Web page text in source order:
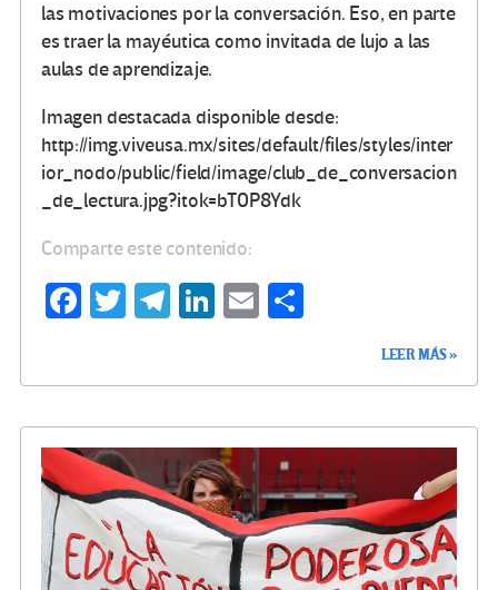
las motivaciones por la conversación. Eso, en parte
es traer la mayéutica como invitada de lujo a las
aulas de aprendizaje.
Imagen destacada disponible desde:
http://img.viveusa.mx/sites/default/files/styles/inter
ior_nodo/public/field/image/club_de_conversacion
_de_lectura.jpg?itok=bT0P8Ydk
Comparte este contenido:
Fa
o
k
T
Te
m
Li
n
E
ar
tir
LEER MÁS »